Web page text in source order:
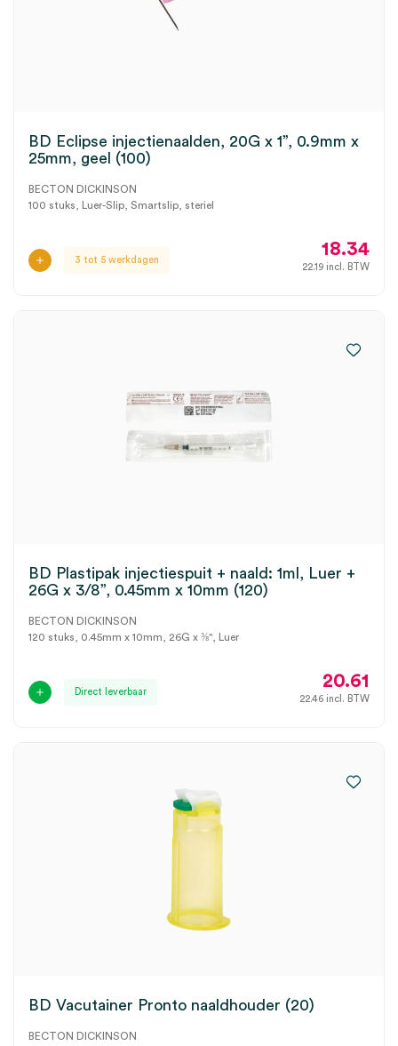
BD Eclipse injectienaalden, 20G x 1”, 0.9mm x
25mm, geel (100)
BECTON DICKINSON
100 stuks, Luer-Slip, Smartslip, steriel
3 tot 5 werkdagen
18.34
22.19 incl. BTW
BD Plastipak injectiespuit + naald: 1ml, Luer +
26G x 3/8”, 0.45mm x 10mm (120)
BECTON DICKINSON
120 stuks, 0.45mm x 10mm, 26G x ⅜", Luer
Direct leverbaar
20.61
22.46 incl. BTW
BD Vacutainer Pronto naaldhouder (20)
BECTON DICKINSON